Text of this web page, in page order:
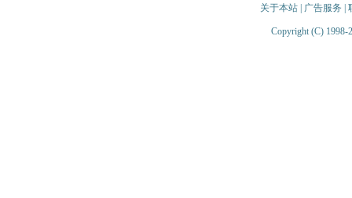
关于本站| 广告服务
Copyright (C) 1998-